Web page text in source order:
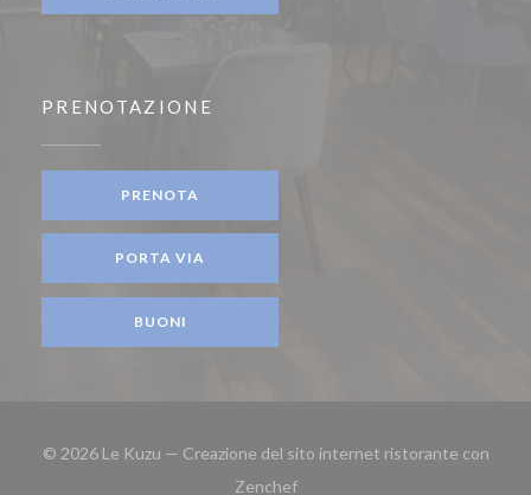
PRENOTAZIONE
PRENOTA
PORTA VIA
BUONI
© 2026 Le Kuzu — Creazione del sito internet ristorante con
Zenchef((apre una nuova finestra))